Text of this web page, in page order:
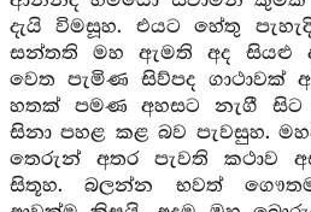
දැයි විමසූහ. එයට හේතු
සන්තති මහ ඇමති අද සියළු
වෙත පැමිණ සිව්පද ගාථාවක්
හතක් පමණ අහසට නැගී සිට
සිනා පහළ කළ බව පැවසුහ.
තෙරුන් අතර පැවති කථාව
සිතූහ. බලන්න භවත්